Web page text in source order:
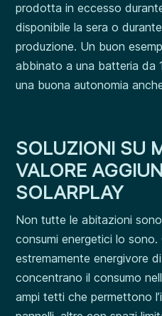
prodotta in eccesso
disponibile la sera o
produzione. Un buon
abbinato a una batteria da
una buona autonomia
SOLUZIONI SU
VALORE
SOLARPLAY
Non tutte le abitazioni
consumi energetici lo sono.
estremamente energivore
concentrano il consumo
ampi tetti che permettono